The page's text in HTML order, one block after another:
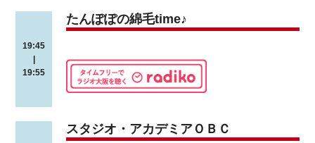
19:45
|
19:55
たんぽぽの綿毛time♪
スタジオ・アカデミアＯＢＣ